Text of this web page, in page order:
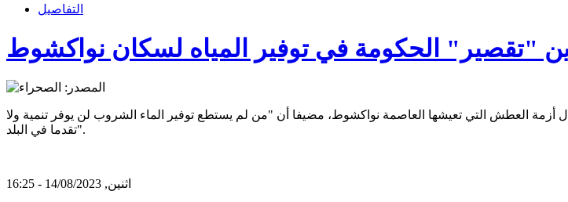
التفاصيل
"تقصير" الحكومة في توفير المياه لسكان نواكشوط
أزمة العطش التي تعيشها العاصمة نواكشوط، مضيفا أن "من لم يستطع توفير الماء الشروب لن يوفر تنمية ولا
تقدما في البلد".
اثنين, 14/08/2023 - 16:25